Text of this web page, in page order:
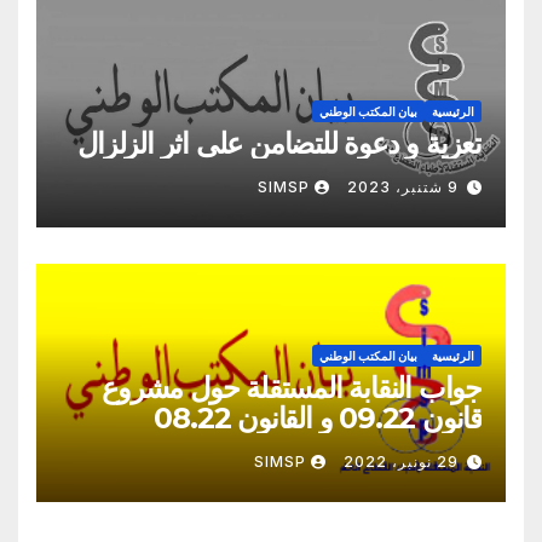
الرئيسية بيان المكتب الوطني
تعزية و دعوة للتضامن على اثر الزلزال
9 شتنبر، 2023 SIMSP
الرئيسية بيان المكتب الوطني
جواب النقابة المستقلة حول مشروع
قانون 09.22 و القانون 08.22
29 نونبر، 2022 SIMSP